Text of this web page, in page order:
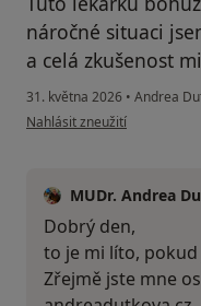
náročné situaci
a celá zkušenost
31. května 2026 • Andrea
podle názoru uživatele DK
Nahlásit zneužití
MUDr. Andrea
Dobrý den,
to je mi líto, pokud
Zřejmě jste mne